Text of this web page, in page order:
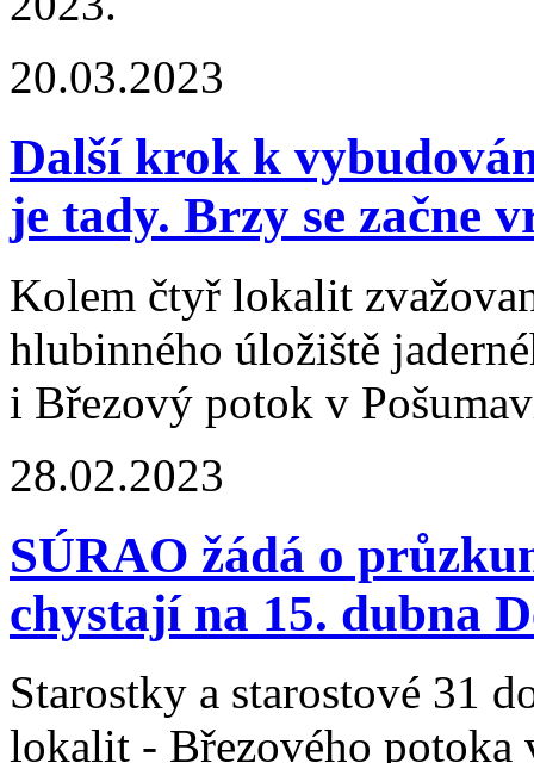
20.03.2023
Další krok k
je tady. Brzy se začne
Kolem čtyř lokalit
hlubinného úložiště
i Březový potok v
28.02.2023
SÚRAO žádá o
chystají na 15. dubna
Starostky a starostové 31
lokalit - Březového potoka